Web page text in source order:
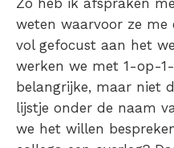
weten waarvoor ze
vol gefocust aan het
werken we met 1-op-
belangrijke, maar niet
lijstje onder de naam
we het willen